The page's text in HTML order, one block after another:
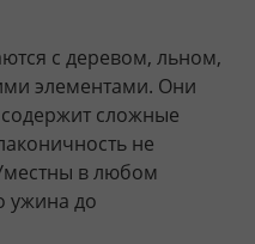
с деревом, льном,
элементами. Они
сложные
не
в любом
ужина до